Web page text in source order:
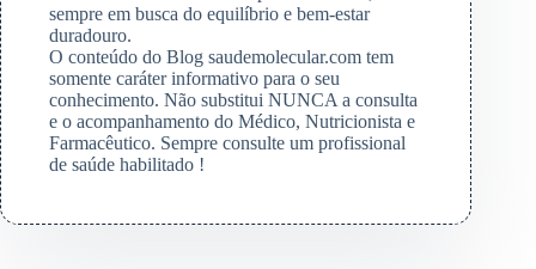
sempre em busca do equilíbrio e bem-estar
duradouro.
O conteúdo do Blog saudemolecular.com tem
somente caráter informativo para o seu
conhecimento. Não substitui NUNCA a consulta
e o acompanhamento do Médico, Nutricionista e
Farmacêutico. Sempre consulte um profissional
de saúde habilitado !